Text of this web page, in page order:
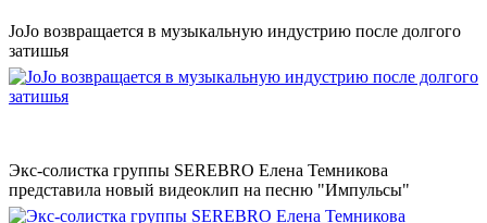
JoJo возвращается в музыкальную индустрию после долгого
затишья
Экс-солистка группы SEREBRO Елена Темникова
представила новый видеоклип на песню "Импульсы"